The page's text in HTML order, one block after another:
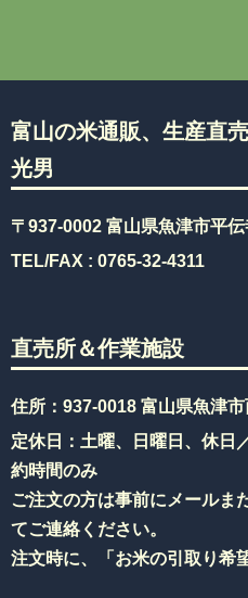
富山の米通販、生産直
光男
〒937-0002 富山県魚津市平
TEL/FAX : 0765-32-4311
直売所＆作業施設
住所：937-0018 富山県魚津
定休日：土曜、日曜日、休日
約時間のみ
ご注文の方は事前にメールま
てご連絡ください。
注文時に、「お米の引取り希